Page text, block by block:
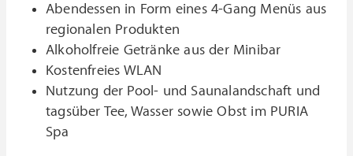
Abendessen in Form eines 4-Gang Menüs aus
regionalen Produkten
Alkoholfreie Getränke aus der Minibar
Kostenfreies WLAN
Nutzung der Pool- und Saunalandschaft und
tagsüber Tee, Wasser sowie Obst im PURIA
Spa